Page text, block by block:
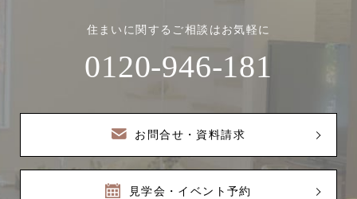
住まいに関するご相談はお気軽に
0120-946-181
お問合せ・資料請求
見学会・イベント予約